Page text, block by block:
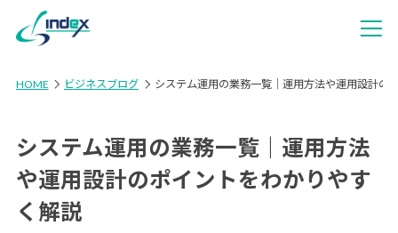
HOME ビジネスブログ システム運用の業務一覧｜運用方法や運用設計の
システム運用の業務一覧｜運用方法
や運用設計のポイントをわかりやす
く解説